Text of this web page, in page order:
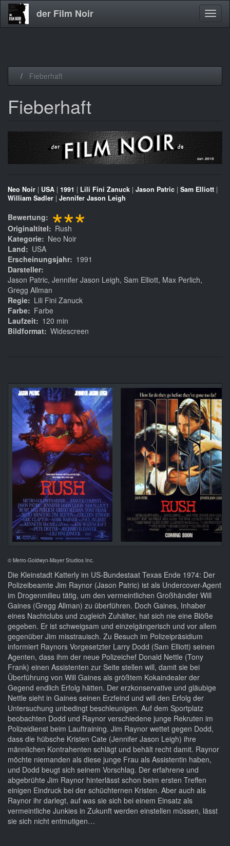
der Film Noir
Fieberhaft
Fieberhaft
Neo Noir | USA | 1991 | Lili Fini Zanuck | Jason Patric | Sam Elliott |
William Sadler | Jennifer Jason Leigh
Bewertung ***
Originaltitel
Rush
Kategorie
Neo Noir
Land
USA
Erscheinungsjahr
1991
Darsteller
Jason Patric, Jennifer Jason Leigh, Sam Elliott, Max Perlich,
Gregg Allman
Regie
Lili Fini Zanuck
Farbe
Farbe
Laufzeit
120 min
Bildformat Widescreen
© Metro-Goldwyn-Mayer Studios Inc.
Die Kleinstadt Katterly im US-Bundestaat Texas Ende 1974: Der
Polizeibeamte Jim Raynor (Jason Patric) ist als Undercover-Agent
im Drogenmilieu tätig, um den vermeintlichen Großhändler Will
Gaines (Gregg Allman) zu überführen. Doch Gaines, Inhaber
eines Nachtclubs und zugleich Zuhälter, hat sich nie eine Blöße
gegeben. Er ist schweigsam und einzelgängerisch und vor allem
gegenüber Jim misstrauisch. Zu Besuch im Polizeipräsidium
informiert Raynors Vorgesetzter Larry Dodd (Sam Elliott) seinen
Agenten, dass ihm der neue Polizeichef Donald Nettle (Tony
Frank) einen Assistenten zur Seite stellen will, damit sie bei
Überführung von Will Gaines als größtem Kokaindealer der
Gegend endlich Erfolg hätten. Der erzkonservative und gläubige
Nettle sieht in Gaines seinen Erzfeind und will den Erfolg der
Untersuchung unbedingt beschleunigen. Auf dem Sportplatz
beobachten Dodd und Raynor verschiedene junge Rekruten im
Polizeidienst beim Lauftraining. Jim Raynor wettet gegen Dodd,
dass die hübsche Kristen Cate (Jennifer Jason Leigh) ihre
männlichen Kontrahenten schlägt und behält recht damit. Raynor
möchte niemanden als diese junge Frau als Assistentin haben,
und Dodd beugt sich seinem Vorschlag. Der erfahrene und
abgebrühte Jim Raynor hinterlässt schon beim ersten Treffen
einigen Eindruck bei der schüchternen Kristen. Aber auch als
Raynor ihr darlegt, auf was sie sich bei einem Einsatz als
vermeintliche Junkies in Zukunft werden einstellen müssen, lässt
sie sich nicht entmutigen…